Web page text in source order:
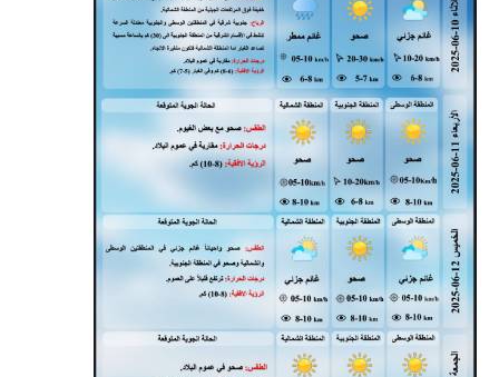
المرحلة المتوسطة
المرحلة الاعدادية
مرشحات
المرحلة الابتدائية
المرحلة المتوسطة
المرحلة الاعدادية
كتب مدرسية